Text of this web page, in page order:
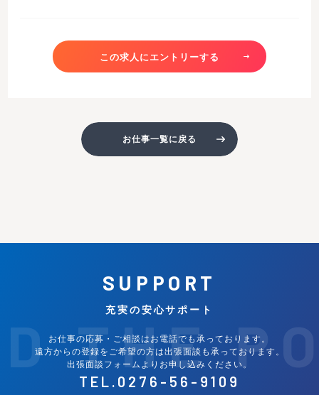
この求人にエントリーする
お仕事一覧に戻る
THE
SUPPORT
充実の安心サポート
お仕事の応募・ご相談はお電話でも承っております。
遠方からの登録をご希望の方は出張面談も承っております。
出張面談フォームよりお申し込みください。
TEL. 0276-56-9109